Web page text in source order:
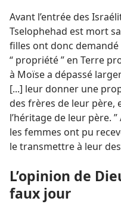
Avant l’entrée des
Tselophehad est mort
filles ont donc
“ propriété ” en Terre
à Moïse a dépassé
[...] leur donner une
des frères de leur père,
l’héritage de leur père.
les femmes ont pu
le transmettre à leur
L’opinion de
faux jour